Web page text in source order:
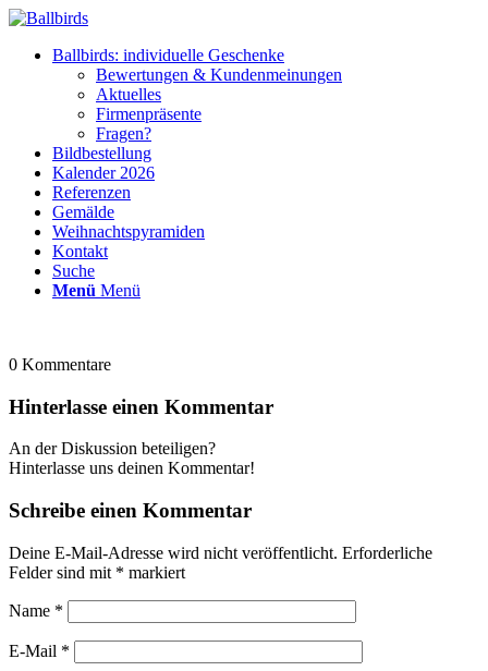
Ballbirds: individuelle Geschenke
Bewertungen & Kundenmeinungen
Aktuelles
Firmenpräsente
Fragen?
Bildbestellung
Kalender 2026
Referenzen
Gemälde
Weihnachtspyramiden
Kontakt
Suche
Menü Menü
0 Kommentare
Hinterlasse einen Kommentar
An der Diskussion beteiligen?
Hinterlasse uns deinen Kommentar!
Schreibe einen Kommentar
Deine E-Mail-Adresse wird nicht veröffentlicht. Erforderliche
Felder sind mit * markiert
Name *
E-Mail *